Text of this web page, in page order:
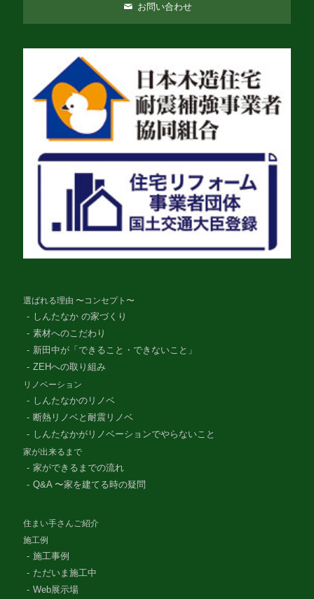
お問い合わせ
選ばれる理由 〜コンセプト〜
しんたなか の家づくり
素材へのこだわり
新田中が「できること・できないこと」
ZEHへの取り組み
リノベーション
しんたなかのリノベ
断熱リノベと耐震リノベ
しんたなかがリノベーションでやらないこと
家が出来るまで
家ができるまでの流れ
Q&A 〜家を建てる時の疑問
住まい手さんご紹介
施工例
施工事例
ただいま施工中
Web展示場